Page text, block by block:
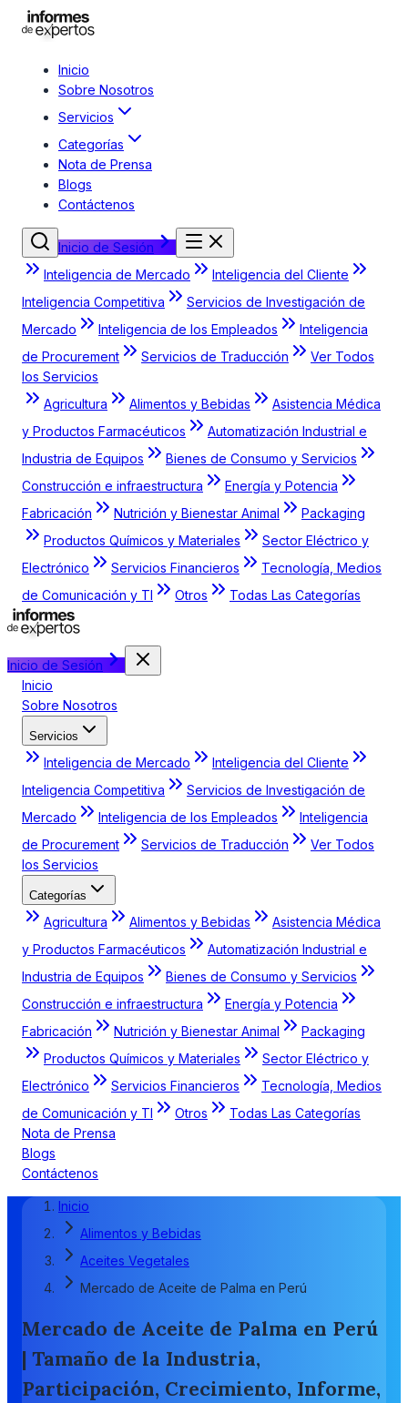
Inicio
Sobre Nosotros
Servicios
Categorías
Nota de Prensa
Blogs
Contáctenos
Inicio de Sesión
Inteligencia de Mercado
Inteligencia del Cliente
Inteligencia Competitiva
Servicios de Investigación de
Mercado
Inteligencia de los Empleados
Inteligencia
de Procurement
Servicios de Traducción
Ver Todos
los Servicios
Agricultura
Alimentos y Bebidas
Asistencia Médica
y Productos Farmacéuticos
Automatización Industrial e
Industria de Equipos
Bienes de Consumo y Servicios
Construcción e infraestructura
Energía y Potencia
Fabricación
Nutrición y Bienestar Animal
Packaging
Productos Químicos y Materiales
Sector Eléctrico y
Electrónico
Servicios Financieros
Tecnología, Medios
de Comunicación y TI
Otros Todas Las Categorías
Inicio de Sesión
Inicio
Sobre Nosotros
Servicios
Inteligencia de Mercado
Inteligencia del Cliente
Inteligencia Competitiva
Servicios de Investigación de
Mercado
Inteligencia de los Empleados
Inteligencia
de Procurement
Servicios de Traducción
Ver Todos
los Servicios
Categorías
Agricultura Alimentos y Bebidas
Asistencia Médica
y Productos Farmacéuticos
Automatización Industrial e
Industria de Equipos
Bienes de Consumo y Servicios
Construcción e infraestructura
Energía y Potencia
Fabricación
Nutrición y Bienestar Animal
Packaging
Productos Químicos y Materiales
Sector Eléctrico y
Electrónico
Servicios Financieros
Tecnología, Medios
de Comunicación y TI
Otros
Todas Las Categorías
Nota de Prensa
Blogs
Contáctenos
Inicio
Alimentos y Bebidas
Aceites Vegetales
Mercado de Aceite de Palma en Perú
Mercado de Aceite de Palma en Perú
| Tamaño de la Industria,
Participación, Crecimiento, Informe,